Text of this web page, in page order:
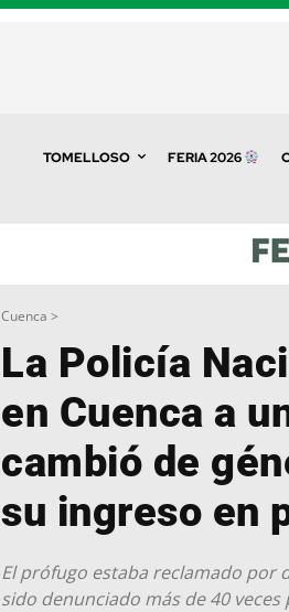
TOMELLOSO FERIA 2026
Cuenca >
La Policía
en Cuenca a
cambió de
su ingreso en
El prófugo estaba reclamado por
sido denunciado más de 40